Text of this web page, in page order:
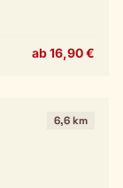
ab 16,90 €
6,6 km